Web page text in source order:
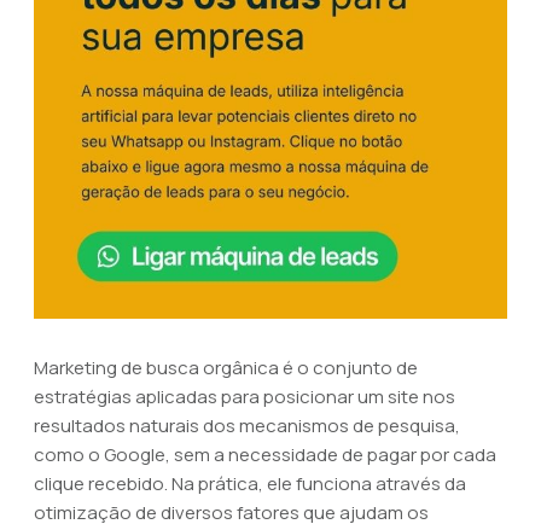
Marketing de busca orgânica é o conjunto de
estratégias aplicadas para posicionar um site nos
resultados naturais dos mecanismos de pesquisa,
como o Google, sem a necessidade de pagar por cada
clique recebido. Na prática, ele funciona através da
otimização de diversos fatores que ajudam os